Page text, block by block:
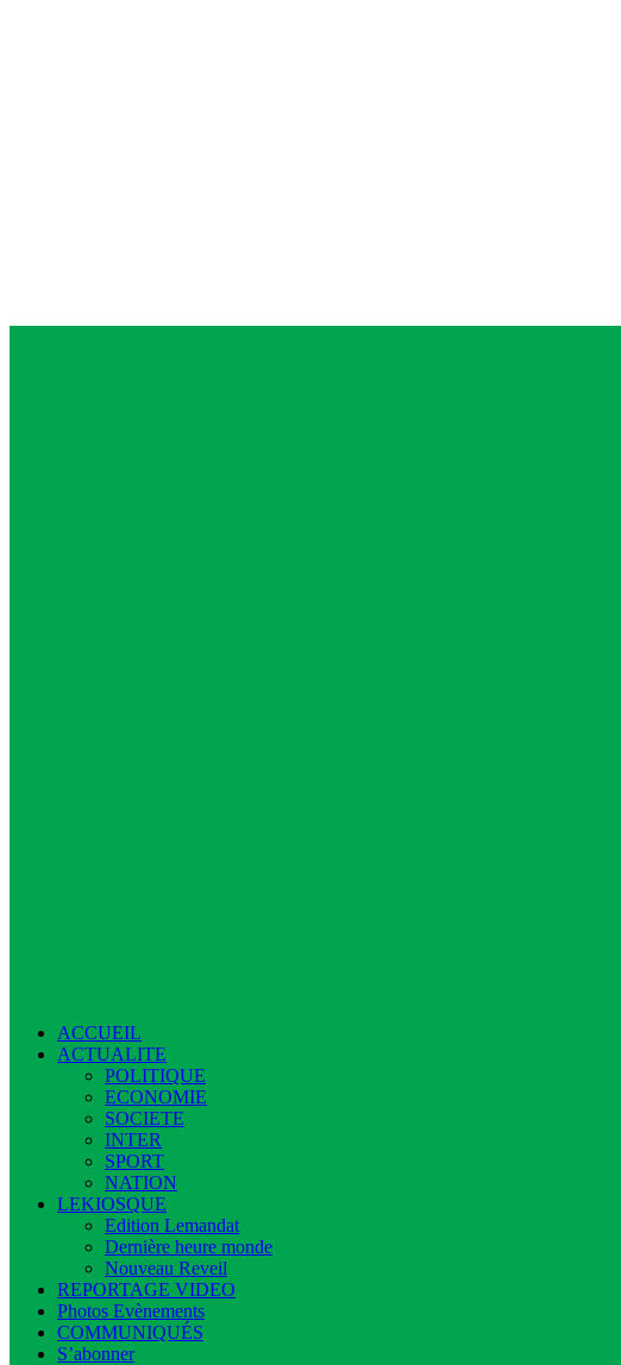
ACCUEIL
ACTUALITE
POLITIQUE
ECONOMIE
SOCIETE
INTER
SPORT
NATION
LEKIOSQUE
Edition Lemandat
Dernière heure monde
Nouveau Reveil
REPORTAGE VIDEO
Photos Evènements
COMMUNIQUÉS
S’abonner